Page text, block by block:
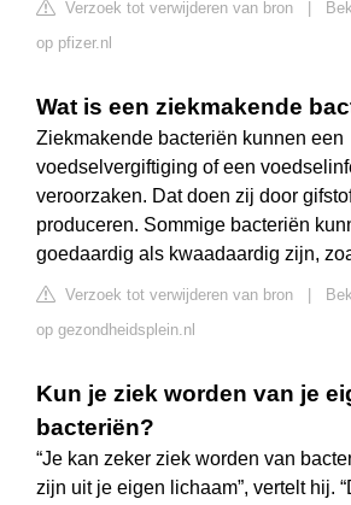
Verzoek tot verwijderen van bron
op pfizer.nl
Wat is een ziekmakende
Ziekmakende bacteriën kunnen een
voedselvergiftiging of een
veroorzaken. Dat doen zij door
produceren. Sommige bacteriën
goedaardig als kwaadaardig zijn,
Verzoek tot verwijderen van bron
op gezondheidsplein.nl
Kun je ziek worden van je
bacteriën?
“Je kan zeker ziek worden van
zijn uit je eigen lichaam”, vertelt hij.